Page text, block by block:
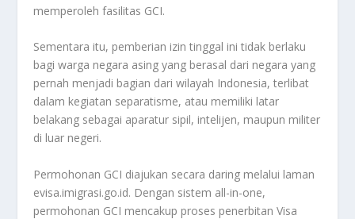
memperoleh fasilitas GCI.
Sementara itu, pemberian izin tinggal ini tidak berlaku
bagi warga negara asing yang berasal dari negara yang
pernah menjadi bagian dari wilayah Indonesia, terlibat
dalam kegiatan separatisme, atau memiliki latar
belakang sebagai aparatur sipil, intelijen, maupun militer
di luar negeri.
Permohonan GCI diajukan secara daring melalui laman
evisa.imigrasi.go.id. Dengan sistem all-in-one,
permohonan GCI mencakup proses penerbitan Visa